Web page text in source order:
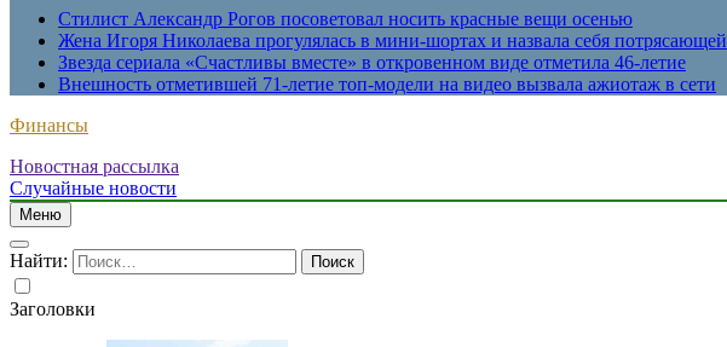
Стилист Александр Рогов посоветовал носить красные вещи осенью
Жена Игоря Николаева прогулялась в мини-шортах и назвала себя потрясающей
Звезда сериала «Счастливы вместе» в откровенном виде отметила 46-летие
Внешность отметившей 71-летие топ-модели на видео вызвала ажиотаж в сети
Финансы
Новостная рассылка
Случайные новости
Меню
Найти:
Заголовки